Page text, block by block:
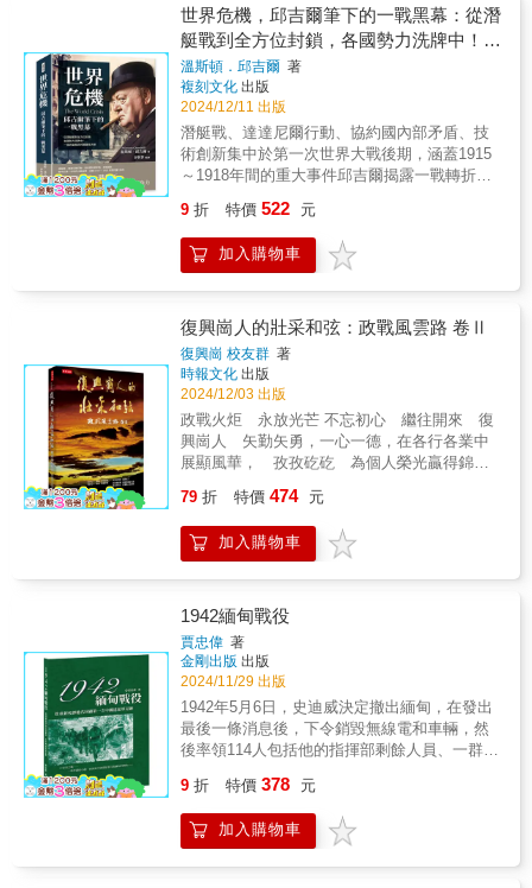
會、經濟挑戰，以及各國領袖在重建世界秩序
中的角色與失誤。本書在邏輯架構上更加緊
湊，著重於歷史事件的因果關聯，使讀者能以
簡潔易讀的形式掌握戰後的複雜局面。
機制。無數士兵與平民在戰場上付出血汗甚至
生命，但最終的結果卻是無盡的悲劇……【從
坦能堡到華沙】邱吉爾透過描寫多場關鍵戰
役，如坦能堡之戰與倫貝格之役，深入分析戰
術的成敗以及領袖的決策。他描繪了軍隊在極
端條件下的奮戰，以及因補給線問題和戰略失
誤導致的敗局。戰爭並非純粹的英雄史詩，而
是充滿人性矛盾和戰爭機器的掙扎。【東線的
國際影響】本書亦闡明東線戰爭如何牽動全球
大局，影響法國、西線戰場甚至達達尼爾海峽
東線戰爭如何不僅摧毀參戰國的內政穩定，也
間接促成了二十世紀的地緣政治重組。【歷史
反思與悲劇意義】邱吉爾以沉思的筆調反思這
一場失敗者的遊戲，無論勝敗，所有參與者都
為此付出沉重代價。他警告後人，不應重蹈戰
爭所帶來的災難與浩劫。◎流暢而簡潔的再現
經過整理的文本摒棄了艱澀的軍事術語，以簡
潔、易讀的風格重新詮釋歷史。讀者無需深入
了解軍事背景即可掌握戰爭的脈絡與影響。本
書特色：本書為邱吉爾《第一次世界大戰回憶
的歷史視角呈現。全書以東線戰場為核心，講
述俄國、奧匈帝國和德國這三大帝國在東線的
戰爭歷程，並反思這場悲劇的歷史意義。經過
重新整理的文字流暢易讀，簡化了專業術語，
史的複雜脈絡與深遠影響。
世界危機，邱吉爾筆下的一戰黑幕：從潛
艇戰到全方位封鎖，各國勢力洗牌中！一
個改變歷史的關鍵性決策
溫斯頓．邱吉爾 著
複刻文化 出版
2024/12/11 出版
潛艇戰、達達尼爾行動、協約國內部矛盾、技
術創新集中於第一次世界大戰後期，涵蓋1915
～1918年間的重大事件邱吉爾揭露一戰轉折，
戰與封鎖策略】本書深入剖析了潛艇戰在大戰
中的關鍵角色，邱吉爾詳細記錄了德國如何以
無限制潛艇戰作為封鎖手段，試圖削弱英國的
初期不明顯，但逐漸削弱了德國潛艇的威脅。
【協約國內部矛盾與英美關係】邱吉爾不僅聚
焦於戰爭中的軍事行動，也深入描繪了協約國
內部的政治動盪。他提及了英國與美國的微妙
關係，特別是德國潛艇戰對中立國家的威脅如
何影響美國的立場，最終促成美國參戰。邱吉
爾洞察到無限制潛艇戰的決定不僅是德國的致
命戰略錯誤，也為協約國提供了更強大的聯
盟，最終扭轉了戰爭的勢態。【達達尼爾海峽
這是協約國為打擊鄂圖曼土耳其而採取的軍事
行動之一。邱吉爾回顧了行動的失敗原因，指
出英法聯軍在戰略部署上的缺陷及錯誤預估。
失了結束戰爭的早期機會。邱吉爾自省的同
時，也批評了內閣內部的分歧，認為這是影響
協約國成功的重要因素之一。【科學與技術進
步的應用】邱吉爾的回憶錄突顯出戰爭中科學
技術的重要性，特別是在潛艇探測、水下通訊
及武器發展方面。書中提到的反潛網、偽裝貨
船的創新應用及聲納設備的研究開發，顯現了
爾在軍事技術方面的遠見。書中記錄的科技進
展，不僅為大戰的戰局帶來重要影響，也奠定
了未來戰爭技術的基礎。【政治與軍事的互
9 折 特價 522 元
加入購物車
復興崗人的壯采和弦：政戰風雲路 卷Ⅱ
復興崗 校友群 著
時報文化 出版
2024/12/03 出版
政戰火炬 永放光芒 不忘初心 繼往開來 復
興崗人 矢勤矢勇，一心一德，在各行各業中
展顯風華， 孜孜矻矻 為個人榮光贏得錦
今，已歷七十春秋。七十星霜，復興崗人與時
代結緣，英華壯采；有人才華橫溢，有人壯懷
書勳，有人藝展豪情，有人筆筆扣心；有人美
熱，忍苦發光，路迢迢也悟條條 !半個多世紀以
來，雖迭經體制的變遷，人事的更迭，然由各
科系培養的優秀人才，不論對國軍政治思想的
正確指導，對部隊士氣的鼓舞或是在社會各方
面的建設，也多能克盡職責，大放異彩；為國
軍、為國家，做出了巨大的貢獻。時代在變，
潮流在變，但復興崗人不變的是「永遠的堅持
和不斷的創新」。透過前輩的傳薪，新一輩的
學習努力與奉獻，不僅為國軍注入新活力，新
世界認識中華民國國軍的軟實力。本書回顧復
興崗那些人、那些事：記載傳述政校各科系優
秀人才的卓越表現，以各學系、各時期人物和
79 折 特價 474 元
加入購物車
1942緬甸戰役
賈忠偉 著
金剛出版 出版
2024/11/29 出版
1942年5月6日，史迪威決定撤出緬甸，在發出
最後一條消息後，下令銷毀無線電和車輛，然
後率領114人包括他的指揮部剩餘人員、一群護
突擊隊員、數名機械師、一些平民和一名新聞
記者，徒步向西進入叢林，於5月15日成功撤抵
印度，沒有損失任何一名成員。中國大陸研究
9 折 特價 378 元
加入購物車